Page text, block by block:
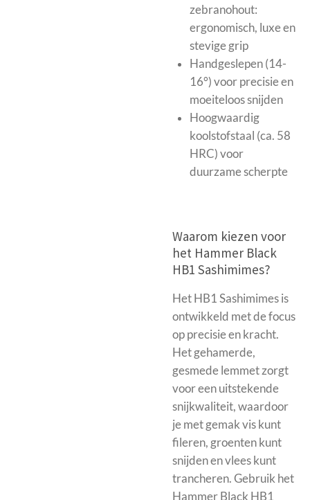
zebranohout:
ergonomisch, luxe en
stevige grip
Handgeslepen (14-
16°) voor precisie en
moeiteloos snijden
Hoogwaardig
koolstofstaal (ca. 58
HRC) voor
duurzame scherpte
Waarom kiezen voor
het Hammer Black
HB1 Sashimimes?
Het HB1 Sashimimes is
ontwikkeld met de focus
op precisie en kracht.
Het gehamerde,
gesmede lemmet zorgt
voor een uitstekende
snijkwaliteit, waardoor
je met gemak vis kunt
fileren, groenten kunt
snijden en vlees kunt
trancheren. Gebruik het
Hammer Black HB1